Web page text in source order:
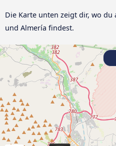
Die Karte unten zeigt dir, wo
und Almería findest.